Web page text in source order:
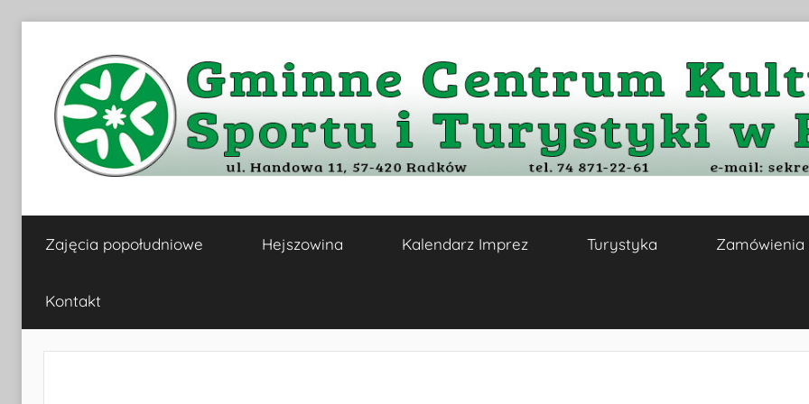
treści
Gminne
Centrum
Kultury,
Sportu
Zajęcia popołudniowe Hejszowina Kalendarz Imprez Turystyka Zamówienia
Kontakt